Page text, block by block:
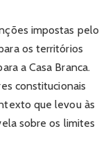
impostas pelo
os territórios
a Casa Branca.
constitucionais
que levou às
sobre os limites